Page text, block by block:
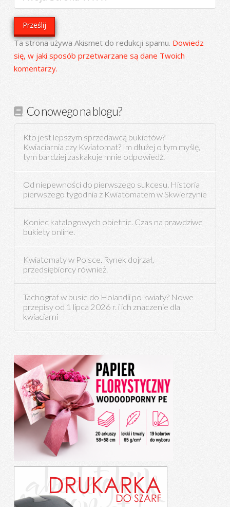
Ta strona używa Akismet do redukcji spamu. Dowiedz
się, w jaki sposób przetwarzane są dane Twoich
komentarzy.
Co nowego na blogu?
Kto jest lepszym sprzedawcą bukietów?
Kwiaciarnia czy Kwiatomat? Im dłużej o tym myślę,
tym bardziej zaskakuje mnie odpowiedź.
Od niepewności do pierwszego sukcesu. Historia
pierwszego tygodnia z Kwiatomatem w Skwierzynie
Koniec katalogowych obietnic. Czas na prawdziwe
bukiety online.
Kwiatomaty w Polsce. Rynek dojrzał,
przedsiębiorcy również.
Tachograf w busie do Holandii po kwiaty? Nowe
przepisy od 1 lipca 2026 r. i ich znaczenie dla
kwiaciarni